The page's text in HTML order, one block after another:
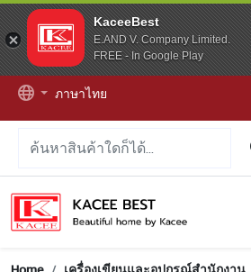
KaceeBest
E.AND V. Company Limited.
FREE - In Google Play
ภาษาไทย